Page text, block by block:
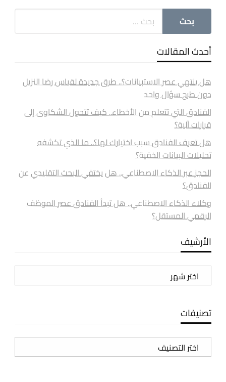
أحدث المقالات
هل ينتهي عصر الاستبيانات؟.. طرق جديدة لقياس رضا النزيل
دون طرح سؤال واحد
الفنادق التي تتعلم من الأخطاء.. كيف تتحول الشكاوى إلى
قرارات آلية؟
هل تعرف الفنادق سبب اختيارك لها؟.. ما الذي تكشفه
تحليلات البيانات الخفية؟
الحجز عبر الذكاء الاصطناعي.. هل يختفي البحث التقليدي عن
الفنادق؟
وكلاء الذكاء الاصطناعي.. هل تبدأ الفنادق عصر الموظف
الرقمي المستقل؟
الأرشيف
الأرشيف
تصنيفات
تصنيفات